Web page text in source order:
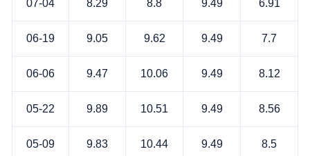
07-04 8.29 8.8 9.49 6.91
06-19 9.05 9.62 9.49 7.7
06-06 9.47 10.06 9.49 8.12
05-22 9.89 10.51 9.49 8.56
05-09 9.83 10.44 9.49 8.5